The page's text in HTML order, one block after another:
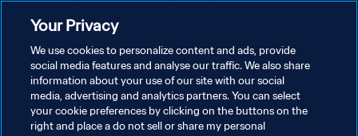
プライバシーポリシー
サービス利用規約
Your Privacy
We use cookies to personalize content and ads, provide
social media features and analyse our traffic. We also share
information about your use of our site with our social
media, advertising and analytics partners. You can select
your cookie preferences by clicking on the buttons on the
right and place a do not sell or share my personal